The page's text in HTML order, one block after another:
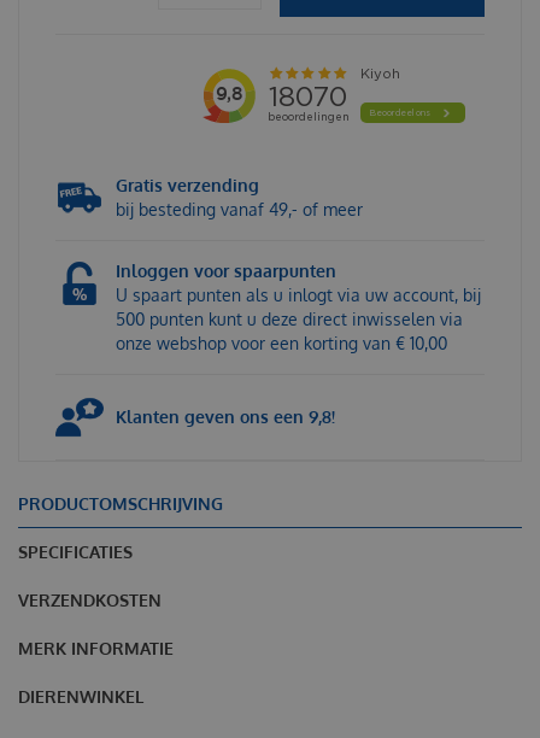
Gratis verzending
bij besteding vanaf 49,- of meer
Inloggen voor spaarpunten
U spaart punten als u inlogt via uw account, bij
500 punten kunt u deze direct inwisselen via
onze webshop voor een korting van € 10,00
Klanten geven ons een 9,8!
PRODUCTOMSCHRIJVING
SPECIFICATIES
VERZENDKOSTEN
MERK INFORMATIE
DIERENWINKEL